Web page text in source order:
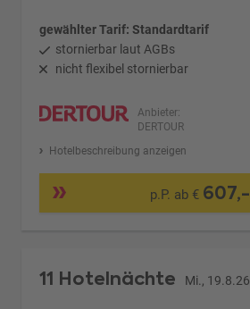
gewählter Tarif: Standardtarif
stornierbar laut AGBs
nicht flexibel stornierbar
Anbieter:
DERTOUR
Hotelbeschreibung anzeigen
p.P. ab € 607,-
11 Hotelnächte Mi., 19.8.26